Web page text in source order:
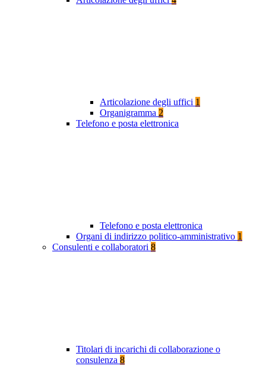
Articolazione degli uffici 1
Organigramma 2
Telefono e posta elettronica
Telefono e posta elettronica
Organi di indirizzo politico-amministrativo 1
Consulenti e collaboratori 8
Titolari di incarichi di collaborazione o
consulenza 8